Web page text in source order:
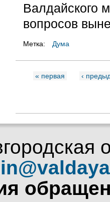
Валдайского
вопросов
Метка: Дума
Страницы
« первая ‹